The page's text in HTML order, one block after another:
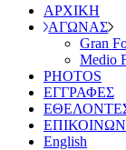
ΑΡΧΙΚΗ
ΑΓΩΝΑΣ
Gran
Medio
PHOTOS
ΕΓΓΡΑΦΕΣ
English